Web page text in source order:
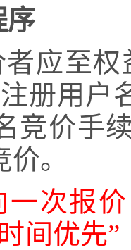
序
者应至
册用户
竞价手
。
一次报
间优先